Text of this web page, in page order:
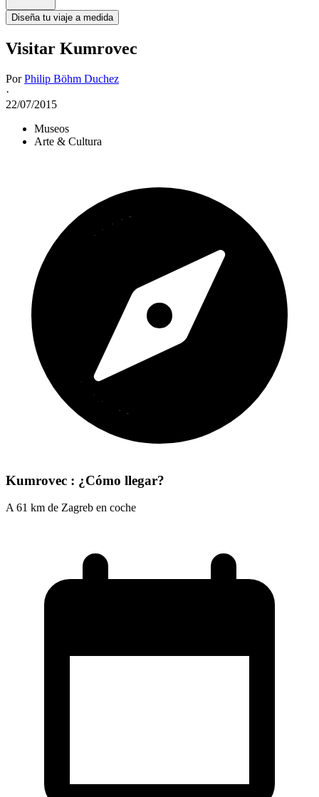
Diseña tu viaje a medida
Visitar Kumrovec
PorPhilip Böhm Duchez
·
22/07/2015
Museos
Arte & Cultura
Kumrovec : ¿Cómo llegar?
A 61 km de Zagreb en coche